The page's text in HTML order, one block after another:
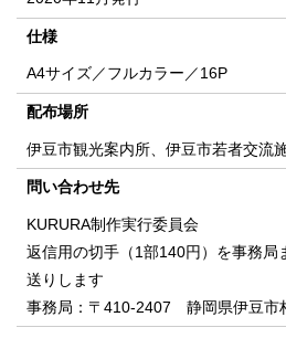
仕様
A4サイズ／フルカラー／16P
配布場所
伊豆市観光案内所、伊豆市若者交流
問い合わせ先
KURURA制作実行委員会
返信用の切手（1部140円）を事務局
送りします
事務局：〒410-2407 静岡県伊豆